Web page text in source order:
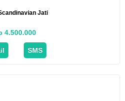
Jati
4.500.000
SMS